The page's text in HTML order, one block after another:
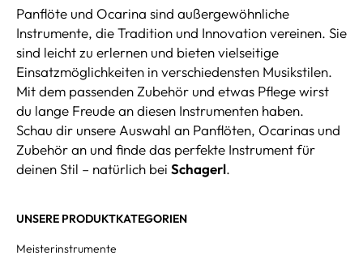
Panflöte und Ocarina sind außergewöhnliche
Instrumente, die Tradition und Innovation vereinen. Sie
sind leicht zu erlernen und bieten vielseitige
Einsatzmöglichkeiten in verschiedensten Musikstilen.
Mit dem passenden Zubehör und etwas Pflege wirst
du lange Freude an diesen Instrumenten haben.
Schau dir unsere Auswahl an Panflöten, Ocarinas und
Zubehör an und finde das perfekte Instrument für
deinen Stil – natürlich bei Schagerl.
UNSERE PRODUKTKATEGORIEN
Meisterinstrumente